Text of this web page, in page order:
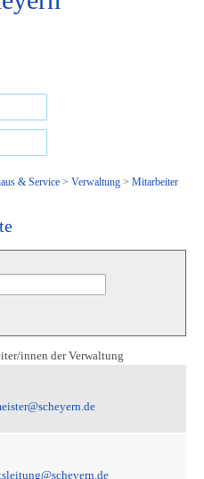
springen.
& Service> Verwaltung> Mitarbeiter
innen der Verwaltung